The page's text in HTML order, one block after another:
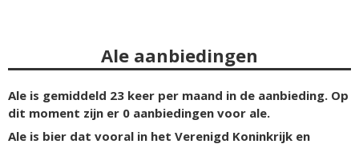
Ale aanbiedingen
Ale is gemiddeld 23 keer per maand in de aanbieding. Op
dit moment zijn er 0 aanbiedingen voor ale.
Ale is bier dat vooral in het Verenigd Koninkrijk en